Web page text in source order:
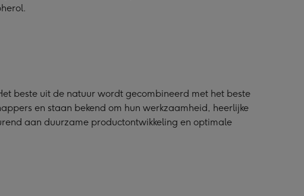
beste uit de natuur wordt gecombineerd met het beste
en staan bekend om hun werkzaamheid, heerlijke
aan duurzame productontwikkeling en optimale